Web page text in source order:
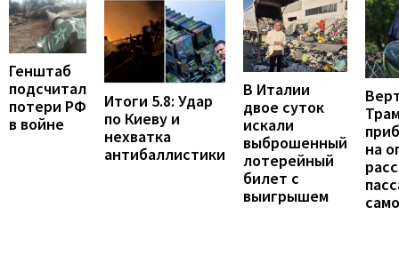
Генштаб
подсчитал
потери РФ
в войне
Итоги 5.8: Удар
по Киеву и
нехватка
антибаллистики
В Италии
двое суток
искали
выброшенный
лотерейный
билет с
выигрышем
на